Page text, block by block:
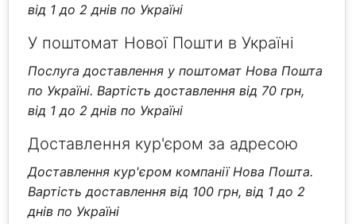
від 1 до 2 днів по Україні
У поштомат Нової Пошти в Україні
Послуга доставлення у поштомат Нова Пошта
по Україні. Вартість доставлення від 70 грн,
від 1 до 2 днів по Україні
Доставлення кур'єром за адресою
Доставлення кур'єром компанії Нова Пошта.
Вартість доставлення від 100 грн, від 1 до 2
днів по Україні